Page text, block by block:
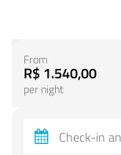
From
R$ 1.540,00
per night